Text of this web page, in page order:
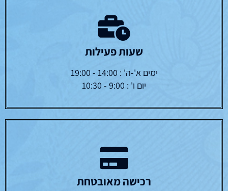
שעות פעילות
ימים א'-ה' : 14:00 - 19:00
יום ו' : 9:00 - 10:30
רכישה מאובטחת